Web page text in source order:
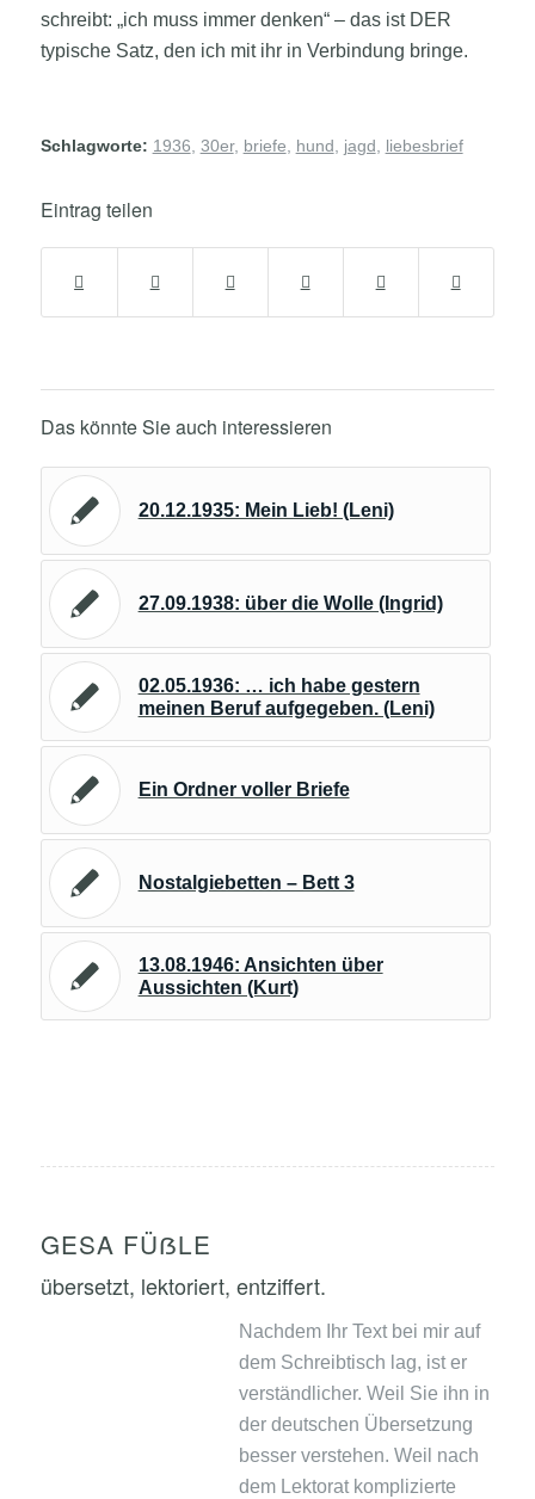
schreibt: „ich muss immer denken“ – das ist DER
typische Satz, den ich mit ihr in Verbindung bringe.
Schlagworte: 1936 30er, briefe hund jagd liebesbrief
Eintrag teilen
Das könnte Sie auch interessieren
20.12.1935: Mein Lieb! (Leni)
27.09.1938: über die Wolle (Ingrid)
02.05.1936: … ich habe gestern
meinen Beruf aufgegeben. (Leni)
Ein Ordner voller Briefe
Nostalgiebetten – Bett 3
13.08.1946: Ansichten über
Aussichten (Kurt)
GESA FÜẞLE
übersetzt, lektoriert, entziffert.
Nachdem Ihr Text bei mir auf
dem Schreibtisch lag, ist er
verständlicher. Weil Sie ihn in
der deutschen Übersetzung
besser verstehen. Weil nach
dem Lektorat komplizierte